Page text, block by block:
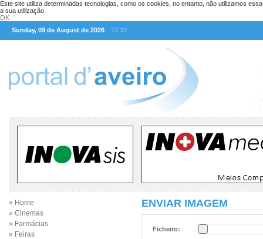
Este site utiliza determinadas tecnologias, como os cookies, no entanto, não utilizamos
a sua utilização.
OK
Sunday, 09 de August de 2026
13:33
» Home
» Cinemas
» Farmácias
» Feiras
ENVIAR IMAGEM
Ficheiro: